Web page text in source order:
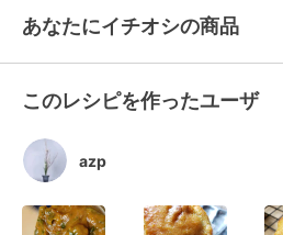
あなたにイチオシの商品
このレシピを作ったユーザ
azp